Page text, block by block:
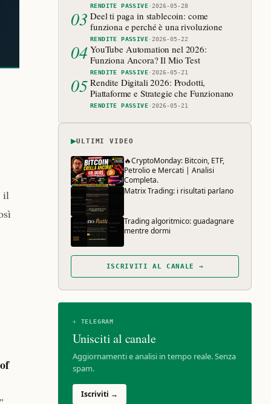
il
RENDITE PASSIVE·2026-05-28
03 Deel ti paga in stablecoin: come
funziona e perché è una rivoluzione
RENDITE PASSIVE·2026-05-22
04 YouTube Automation nel 2026:
Funziona Ancora? Il Mio Test
RENDITE PASSIVE·2026-05-21
05 Rendite Digitali 2026: Prodotti,
Piattaforme e Strategie che Funzionano
RENDITE PASSIVE·2026-05-21
▶ULTIMI VIDEO
🔥CryptoMonday: Bitcoin, ETF,
Petrolio e Mercati | Analisi
Completa.
Matrix Trading: i risultati parlano
Trading algoritmico: guadagnare
mentre dormi
ISCRIVITI AL CANALE →
✈ TELEGRAM
Unisciti al canale
Aggiornamenti e analisi in tempo reale. Senza
spam.
Iscriviti →